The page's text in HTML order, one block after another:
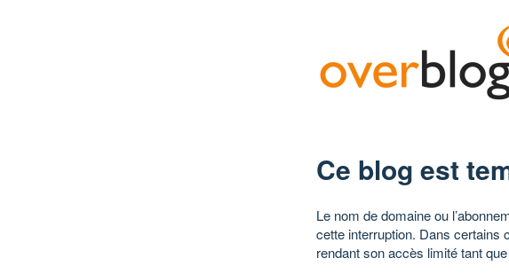
Ce blog est
Le nom de domaine ou
cette interruption. Dans certains
rendant son accès limité tant